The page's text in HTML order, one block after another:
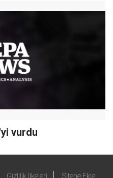
vurdu
Gizlilik İlkeleri Sitene Ekle